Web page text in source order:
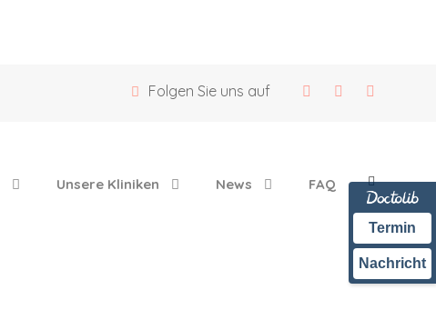
Folgen Sie uns auf
Unsere Kliniken News FAQ
Termin
Nachricht